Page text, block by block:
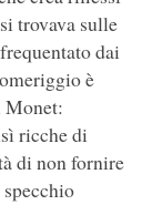
trovava sulle
dai
è
Monet:
ricche di
di non fornire